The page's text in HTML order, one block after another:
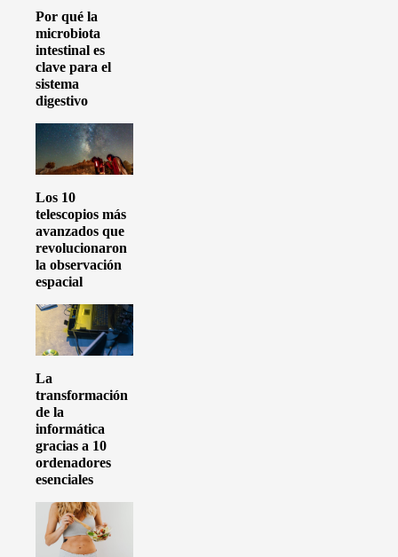
Por qué la
microbiota
intestinal es
clave para el
sistema
digestivo
Los 10
telescopios más
avanzados que
revolucionaron
la observación
espacial
La
transformación
de la
informática
gracias a 10
ordenadores
esenciales